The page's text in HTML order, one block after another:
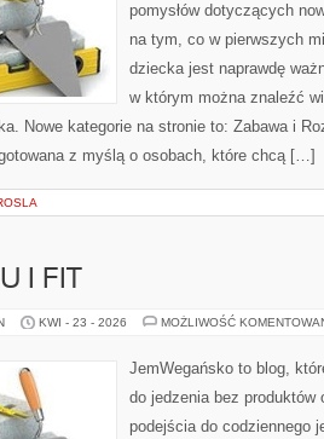
pomysłów dotyczących
na tym, co w pierwszych
dziecka jest naprawdę
w którym można znaleźć
Nowe kategorie na stronie to: Zabawa i
z myślą o osobach, które chcą […]
I FIT
KWI - 23 - 2026 MOŻLIWOŚĆ
JemWegańsko to blog,
do jedzenia bez produktów
podejścia do codziennego